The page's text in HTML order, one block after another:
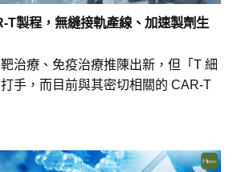
T製程，無縫接軌產線、加速製劑生
治療、免疫治療推陳出新，但「T 細
手，而目前與其密切相關的 CAR-T